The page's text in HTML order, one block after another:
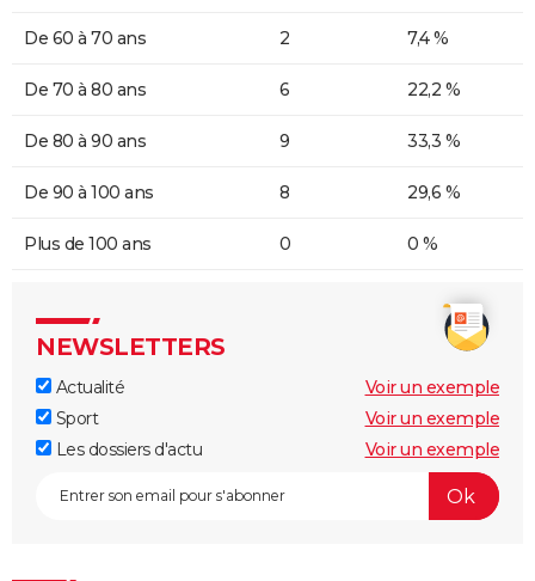
De 60 à 70 ans 2 7,4 %
De 70 à 80 ans 6 22,2 %
De 80 à 90 ans 9 33,3 %
De 90 à 100 ans 8 29,6 %
Plus de 100 ans 0 0 %
NEWSLETTERS
Actualité
Voir un exemple
Sport
Voir un exemple
Les dossiers d'actu
Voir un exemple